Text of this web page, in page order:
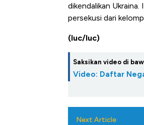
dikendalikan
persekusi dari
(luc/luc)
Saksikan video di
Video: Daftar
Next Article